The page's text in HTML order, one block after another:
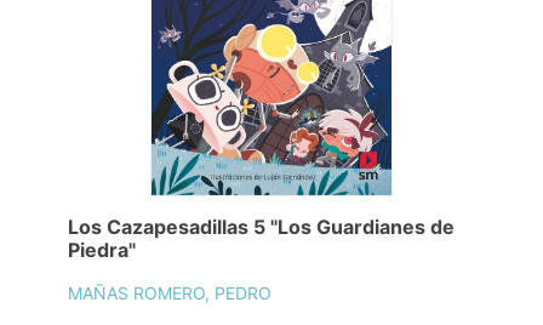
Los Cazapesadillas 5 "Los Guardianes de
Piedra"
MAÑAS ROMERO, PEDRO